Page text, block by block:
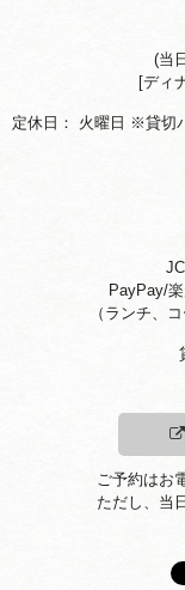
(当
[ディ
定休日： 火曜日 ※貸切
PayPay/
（ランチ、
ご予約はお
ただし、当